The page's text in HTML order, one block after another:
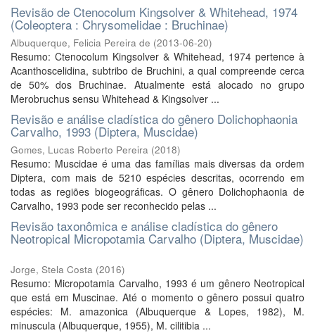
Revisão de Ctenocolum Kingsolver & Whitehead, 1974
(Coleoptera : Chrysomelidae : Bruchinae)
Albuquerque, Felicia Pereira de (2013-06-20)
Resumo: Ctenocolum Kingsolver & Whitehead, 1974 pertence à
Acanthoscelidina, subtribo de Bruchini, a qual compreende cerca
de 50% dos Bruchinae. Atualmente está alocado no grupo
Merobruchus sensu Whitehead & Kingsolver ...
Revisão e análise cladística do gênero Dolichophaonia
Carvalho, 1993 (Diptera, Muscidae)
Gomes, Lucas Roberto Pereira (2018)
Resumo: Muscidae é uma das famílias mais diversas da ordem
Diptera, com mais de 5210 espécies descritas, ocorrendo em
todas as regiões biogeográficas. O gênero Dolichophaonia de
Carvalho, 1993 pode ser reconhecido pelas ...
Revisão taxonômica e análise cladística do gênero
Neotropical Micropotamia Carvalho (Diptera, Muscidae)
Jorge, Stela Costa (2016)
Resumo: Micropotamia Carvalho, 1993 é um gênero Neotropical
que está em Muscinae. Até o momento o gênero possui quatro
espécies: M. amazonica (Albuquerque & Lopes, 1982), M.
minuscula (Albuquerque, 1955), M. cilitibia ...